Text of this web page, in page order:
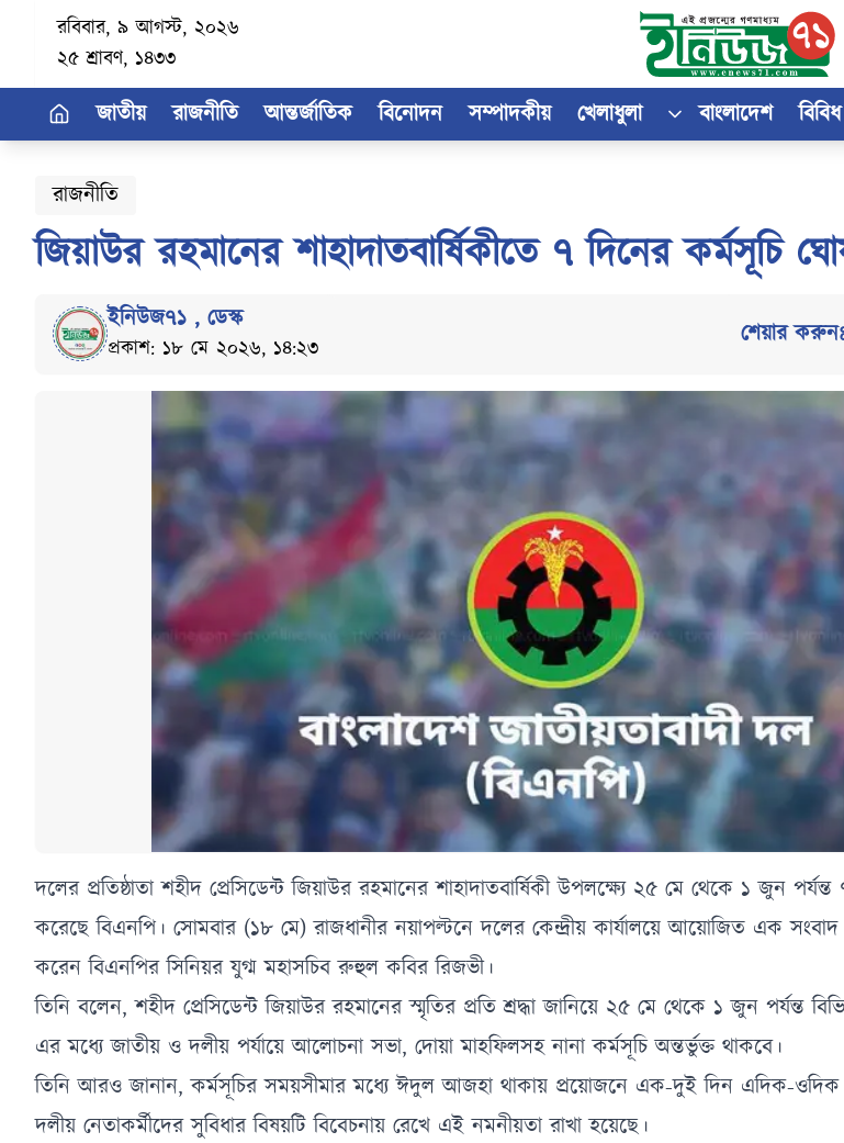
রবিবার, ৯ আগস্ট, ২০২৬
২৫ শ্রাবণ, ১৪৩৩
জাতীয় রাজনীতি আন্তর্জাতিক বিনোদন সম্পাদকীয় খেলাধুলা বাংলাদেশ
রাজনীতি
জিয়াউর রহমানের শাহাদাতবার্ষিকীতে ৭ দিনের কর্মসূচি
ইনিউজ৭১ , ডেস্ক
প্রকাশ: ১৮ মে ২০২৬, ১৪:২৩ শেয়ার
দলের প্রতিষ্ঠাতা শহীদ প্রেসিডেন্ট জিয়াউর রহমানের শাহাদাতবার্ষিকী উপলক্ষ্যে ২৫ মে থেকে ১ জুন
করেছে বিএনপি। সোমবার (১৮ মে) রাজধানীর নয়াপল্টনে দলের কেন্দ্রীয় কার্যালয়ে আয়োজিত এক
করেন বিএনপির সিনিয়র যুগ্ম মহাসচিব রুহুল কবির রিজভী।
তিনি বলেন, শহীদ প্রেসিডেন্ট জিয়াউর রহমানের স্মৃতির প্রতি শ্রদ্ধা জানিয়ে ২৫ মে থেকে ১ জুন পর্যন্ত
এর মধ্যে জাতীয় ও দলীয় পর্যায়ে আলোচনা সভা, দোয়া মাহফিলসহ নানা কর্মসূচি অন্তর্ভুক্ত থাকবে।
তিনি আরও জানান, কর্মসূচির সময়সীমার মধ্যে ঈদুল আজহা থাকায় প্রয়োজনে এক-দুই দিন এদিক-ওদিক
দলীয় নেতাকর্মীদের সুবিধার বিষয়টি বিবেচনায় রেখে এই নমনীয়তা রাখা হয়েছে।